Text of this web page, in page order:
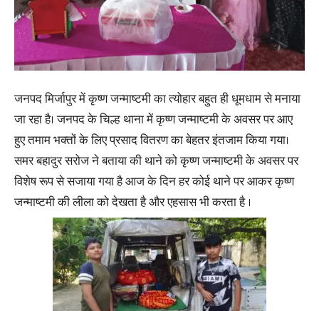
जनपद मिर्जापुर में कृष्ण जन्माष्टमी का त्योहार बहुत ही धूमधाम से मनाया
जा रहा है। जनपद के चिल्ह थाना में कृष्ण जन्माष्टमी के अवसर पर आए
हुए तमाम भक्तों के लिए प्रसाद वितरण का बेहतर इंतजाम किया गया।
समर बहादुर सरोज ने बताया की थाने को कृष्ण जन्माष्टमी के अवसर पर
विशेष रूप से सजाया गया है आज के दिन हर कोई थाने पर आकर कृष्ण
जन्माष्टमी की लीला को देखता है और एहसास भी करता है ।